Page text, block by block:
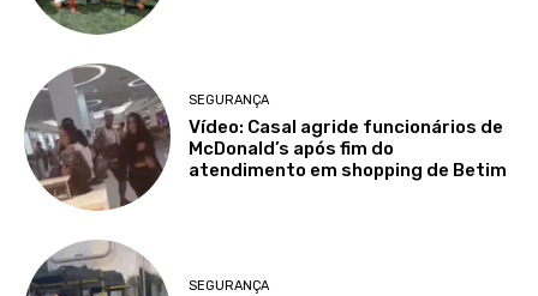
SEGURANÇA
Vídeo: Casal agride funcionários de
McDonald’s após fim do
atendimento em shopping de Betim
SEGURANÇA